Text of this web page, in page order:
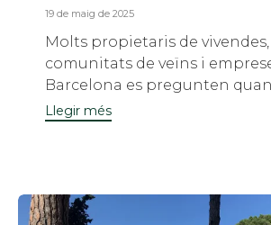
19 de maig de 2025
Molts propietaris de vivendes,
comunitats de veïns i
Barcelona es pregunten
Llegir més